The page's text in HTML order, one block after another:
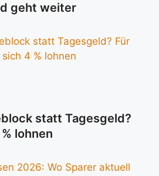
geht weiter
statt Tagesgeld?
lohnen